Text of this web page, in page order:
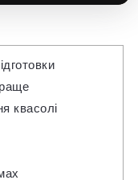
квасолі